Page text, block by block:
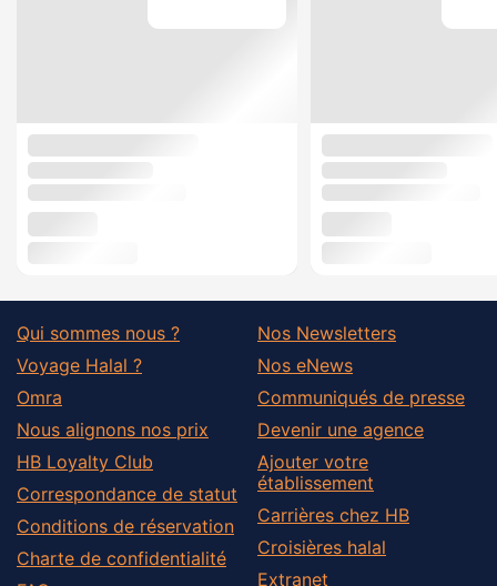
Qui sommes nous ?
Voyage Halal ?
Omra
Nous alignons nos prix
HB Loyalty Club
Correspondance de statut
Conditions de réservation
Charte de confidentialité
Nos Newsletters
Nos eNews
Communiqués de presse
Devenir une agence
Ajouter votre
établissement
Carrières chez HB
Croisières halal
Extranet